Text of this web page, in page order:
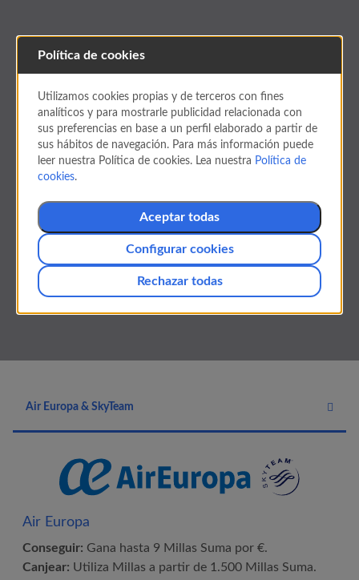
Partners Hoteleros
Descubre cómo conseguir y canjear tus Millas
Mi cuenta
Regístrate
Air Europa & SkyTeam
Air Europa
Conseguir: Gana hasta 9 Millas Suma por €.
Canjear: Utiliza Millas a partir de 1.500 Millas Suma.
Política de cookies
Utilizamos cookies propias y de terceros con fines
analíticos y para mostrarle publicidad relacionada con
sus preferencias en base a un perfil elaborado a partir de
sus hábitos de navegación. Para más información puede
leer nuestra Política de cookies. Lea nuestra Política de
cookies.
Aceptar todas
Rechazar todas
Configurar cookies